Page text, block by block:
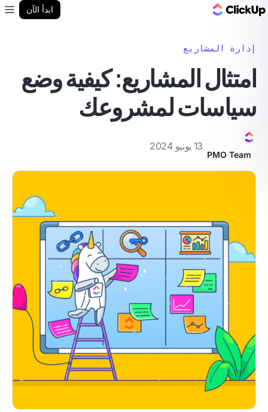
ابدأ الآن
إدارة المشاريع
امتثال المشاريع: كيفية وضع
سياسات لمشروعك
PMO Team
13 يونيو 2024